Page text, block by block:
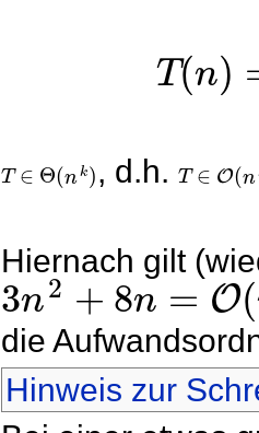
T(n)
T ∈ Θ(nk), d.h.T ∈ O(n
Hiernach gilt
3n2 +8n = O(
die
Hinweis zur